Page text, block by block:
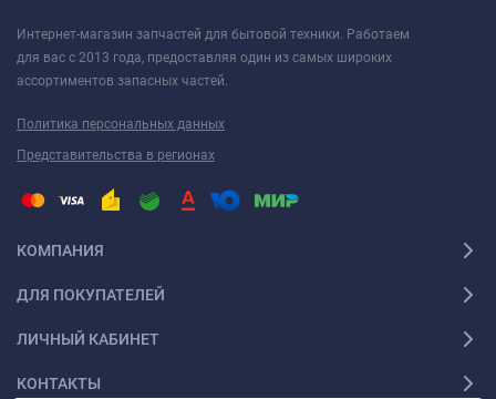
Интернет-магазин запчастей для бытовой техники. Работаем
для вас с 2013 года, предоставляя один из самых широких
ассортиментов запасных частей.
Политика персональных данных
Представительства в регионах
КОМПАНИЯ
ДЛЯ ПОКУПАТЕЛЕЙ
ЛИЧНЫЙ КАБИНЕТ
КОНТАКТЫ